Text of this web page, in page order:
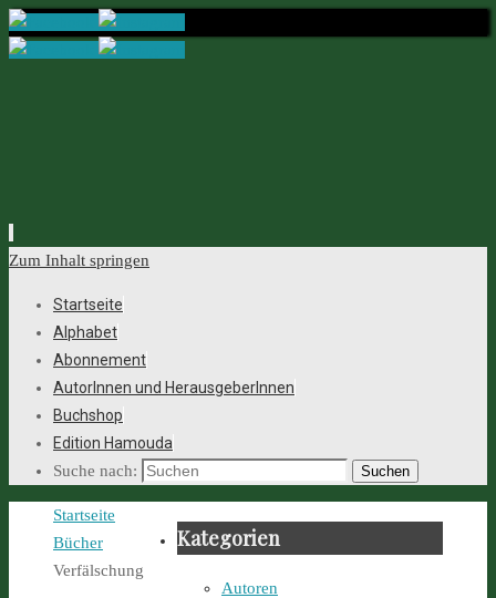
Zum Inhalt springen
Startseite
Alphabet
Abonnement
AutorInnen und HerausgeberInnen
Buchshop
Edition Hamouda
Suche nach:
Suchen
Startseite
Bücher
Verfälschung
Kategorien
Autoren